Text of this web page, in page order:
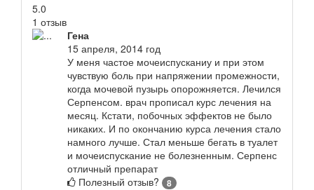
5.0
1 отзыв
Гена
15 апреля, 2014 год
У меня частое мочеиспусканиу и при этом
чувствую боль при напряжении промежности,
когда мочевой пузырь опорожняется. Лечился
Серпенсом. врач прописал курс лечения на
месяц. Кстати, побочных эффектов не было
никаких. И по окончанию курса лечения стало
намного лучше. Стал меньше бегать в туалет
и мочеиспускание не болезненным. Серпенс
отличный препарат
Полезный отзыв?
8